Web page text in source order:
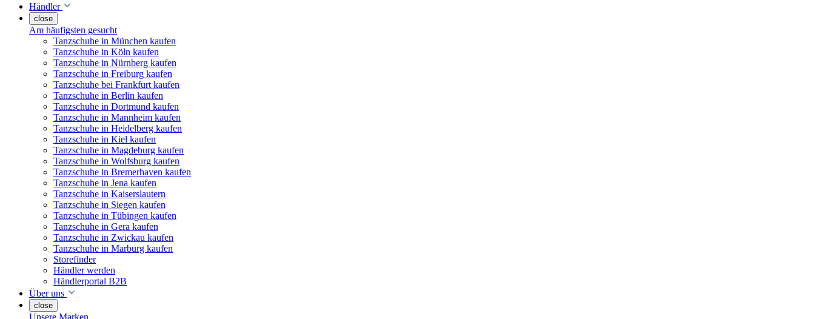
Händler
close
Am häufigsten gesucht
Tanzschuhe in München kaufen
Tanzschuhe in Köln kaufen
Tanzschuhe in Nürnberg kaufen
Tanzschuhe in Freiburg kaufen
Tanzschuhe bei Frankfurt kaufen
Tanzschuhe in Berlin kaufen
Tanzschuhe in Dortmund kaufen
Tanzschuhe in Mannheim kaufen
Tanzschuhe in Heidelberg kaufen
Tanzschuhe in Kiel kaufen
Tanzschuhe in Magdeburg kaufen
Tanzschuhe in Wolfsburg kaufen
Tanzschuhe in Bremerhaven kaufen
Tanzschuhe in Jena kaufen
Tanzschuhe in Kaiserslautern
Tanzschuhe in Siegen kaufen
Tanzschuhe in Tübingen kaufen
Tanzschuhe in Gera kaufen
Tanzschuhe in Zwickau kaufen
Tanzschuhe in Marburg kaufen
Storefinder
Händler werden
Händlerportal B2B
Über uns
close
Unsere Marken